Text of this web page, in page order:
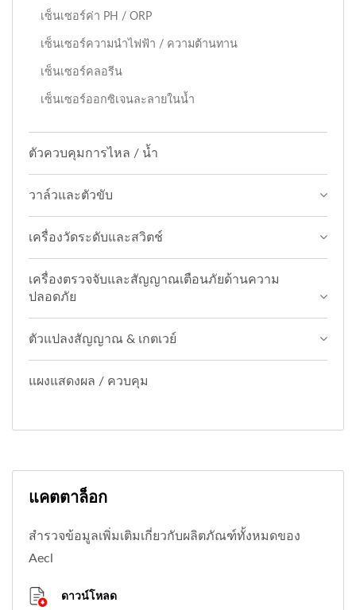
เซ็นเซอร์ค่า PH / ORP
เซ็นเซอร์ความนำไฟฟ้า / ความต้านทาน
เซ็นเซอร์คลอรีน
เซ็นเซอร์ออกซิเจนละลายในน้ำ
ตัวควบคุมการไหล / น้ำ
วาล์วและตัวขับ
เครื่องวัดระดับและสวิตช์
เครื่องตรวจจับและสัญญาณเตือนภัยด้านความ
ปลอดภัย
ตัวแปลงสัญญาณ & เกตเวย์
แผงแสดงผล / ควบคุม
แคตตาล็อก
สำรวจข้อมูลเพิ่มเติมเกี่ยวกับผลิตภัณฑ์ทั้งหมดของ
Aecl
ดาวน์โหลด